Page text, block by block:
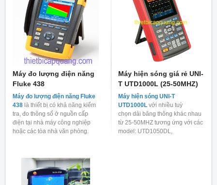
Máy đo lượng điện năng
Fluke 438
Máy đo lượng điện năng Fluke
438 là thiết bị có khả năng kiểm
tra, đo thông số ở nguồn cấp
điện tại nhà máy công nghiệp
hoặc các tòa nhà văn phòng.
Máy hiện sóng giá rẻ UNI-
T UTD1000L (25-50MHZ)
Máy hiện sóng UNI-T
UTD1000L với nhiều tuỳ
chọn dải băng thông khác nhau
từ 25-50MHZ tương ứng với các
model: UTD1050DL,